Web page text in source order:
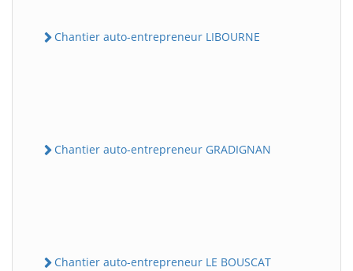
Chantier auto-entrepreneur LIBOURNE
Chantier auto-entrepreneur GRADIGNAN
Chantier auto-entrepreneur LE BOUSCAT